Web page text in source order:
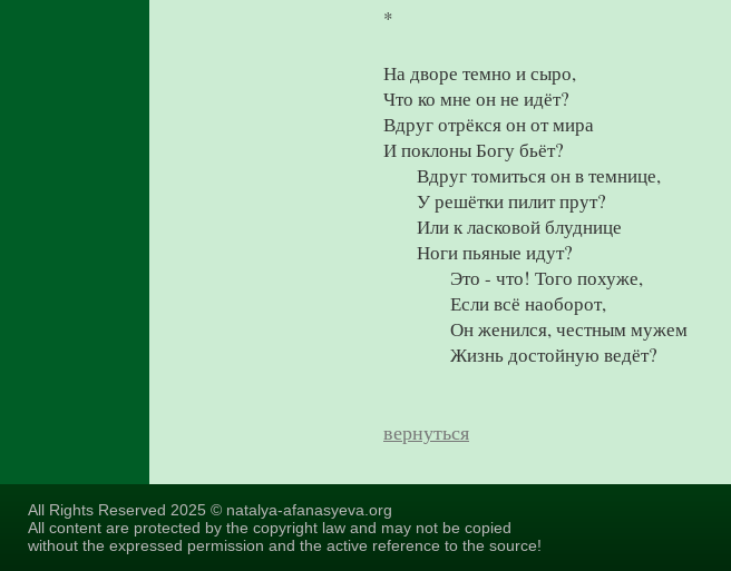
*
На дворе темно и сыро,
Что ко мне он не идёт?
Вдруг отрёкся он от мира
И поклоны Богу бьёт?
Вдруг томиться он в темнице,
У решётки пилит прут?
Или к ласковой блуднице
Ноги пьяные идут?
Это - что! Того похуже,
Если всё наоборот,
Он женился, честным мужем
Жизнь достойную ведёт?
вернуться
All Rights Reserved 2025 © natalya-afanasyeva.org
All content are protected by the copyright law and may not be copied
without the expressed permission and the active reference to the source!